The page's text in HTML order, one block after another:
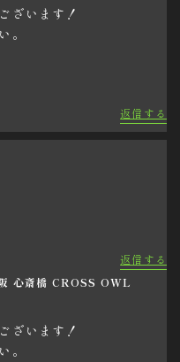
ざいます！
。
返信する
返信する
心斎橋 CROSS OWL
ざいます！
。